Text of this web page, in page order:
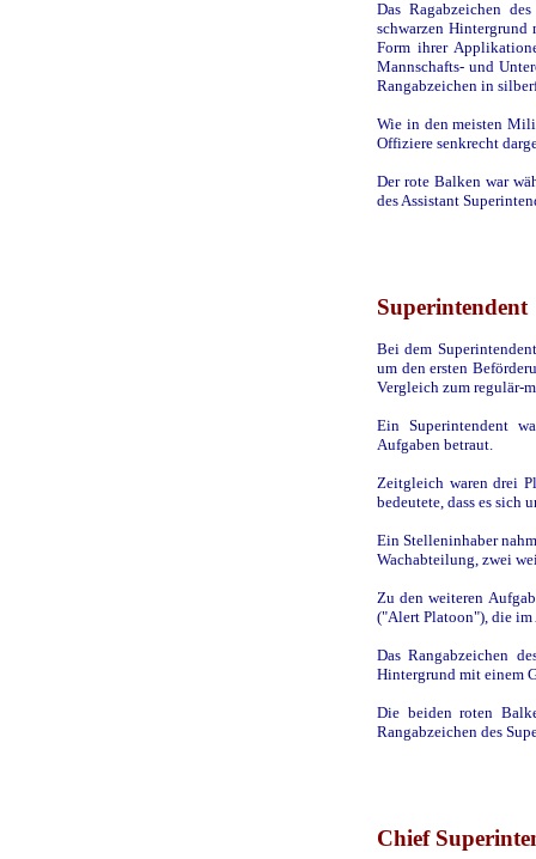
Das Ragabzeichen
schwarzen
Form ihrer
Mannschafts- und
Rangabzeichen in
Wie in den meisten
Offiziere senkrecht
Der rote Balken war
des Assistant
Superintendent
Bei dem
um den ersten
Vergleich zum regulär-
Ein Superintendent
Aufgaben betraut.
Zeitgleich waren drei
bedeutete, dass es sich
Ein Stelleninhaber
Wachabteilung, zwei
Zu den weiteren
("Alert Platoon"), die im
Das Rangabzeichen
Hintergrund mit einem
Die beiden roten
Rangabzeichen des
Chief